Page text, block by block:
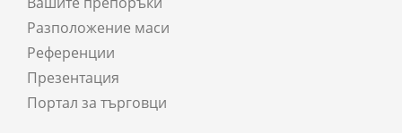
Разположение маси
Референции
Презентация
Портал за търговци